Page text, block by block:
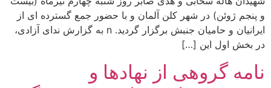
و پنجم ژوئن) در شهر کلن آلمان و با حضور جمع گسترده ای از
ایرانیان و حامیان جنبش برگزار گردید. n به گزارش ندای آزادی،
در بخش اول این […]
نامه گروهی از نهادها و